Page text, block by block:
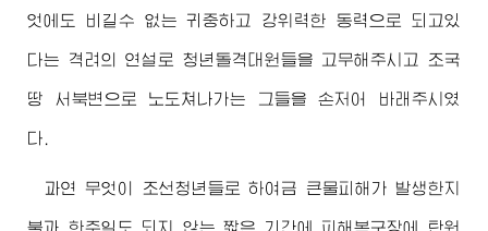
엇에도 비길수 없는 귀중하고 강위력한 동력으로 되고있
다는 격려의 연설로 청년돌격대원들을 고무해주시고 조국
땅 서북변으로 노도쳐나가는 그들을 손저어 바래주시였
다.
과연 무엇이 조선청년들로 하여금 큰물피해가 발생한지
불과 한주일도 되지 않는 짧은 기간에 피해복구장에 탄원